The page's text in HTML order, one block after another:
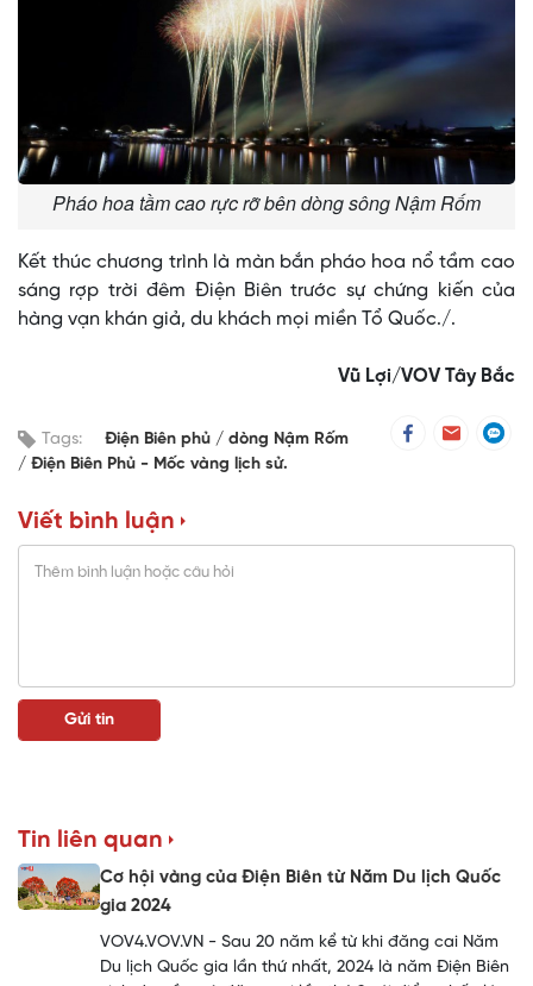
Pháo hoa tầm cao rực rỡ bên dòng sông Nậm Rốm
Kết thúc chương trình là màn bắn pháo hoa nổ tầm cao
sáng rợp trời đêm Điện Biên trước sự chứng kiến của
hàng vạn khán giả, du khách mọi miền Tổ Quốc./.
Vũ Lợi/VOV Tây Bắc
Tags: Điện Biên phủ
dòng Nậm Rốm
Điện Biên Phủ - Mốc vàng lịch sử.
Viết bình luận
Tin liên quan
Cơ hội vàng của Điện Biên từ Năm Du lịch Quốc
gia 2024
VOV4.VOV.VN - Sau 20 năm kể từ khi đăng cai Năm
Du lịch Quốc gia lần thứ nhất, 2024 là năm Điện Biên